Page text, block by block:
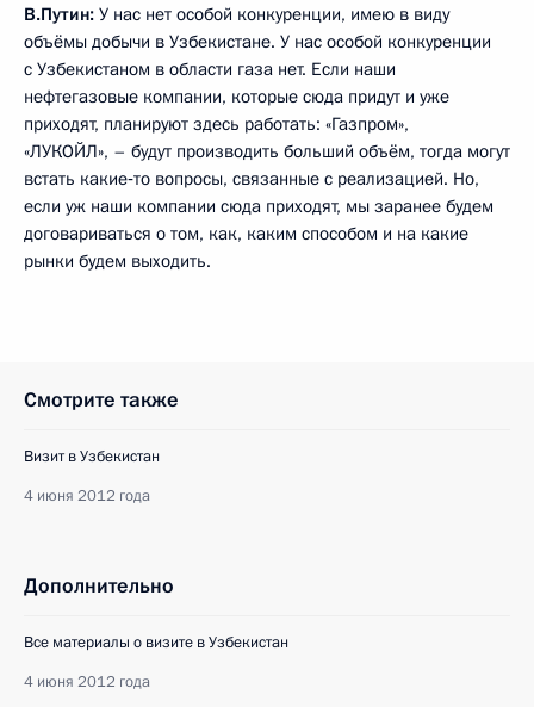
В.Путин: У нас нет особой конкуренции, имею в виду
объёмы добычи в Узбекистане. У нас особой конкуренции
с Узбекистаном в области газа нет. Если наши
нефтегазовые компании, которые сюда придут и уже
приходят, планируют здесь работать: «Газпром»,
«ЛУКОЙЛ», – будут производить больший объём, тогда могут
встать какие‑то вопросы, связанные с реализацией. Но,
если уж наши компании сюда приходят, мы заранее будем
договариваться о том, как, каким способом и на какие
рынки будем выходить.
Смотрите также
Визит в Узбекистан
4 июня 2012 года
Дополнительно
Все материалы о визите в Узбекистан
4 июня 2012 года